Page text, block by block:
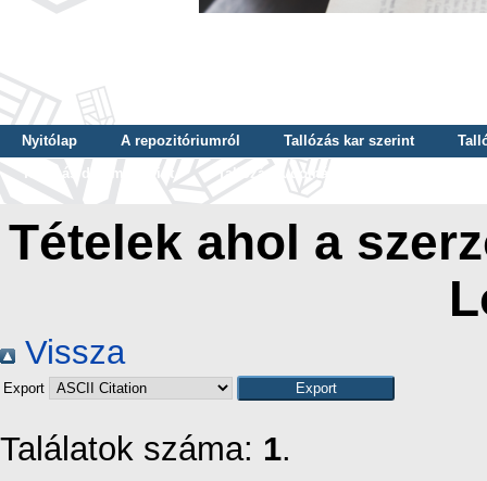
Nyitólap A repozitóriumról Tallózás kar szerint
Tallózás dátum szerint
Tallózás tudományterület szerint
Tételek ahol a
Vissza
Export
Találatok száma: 1.